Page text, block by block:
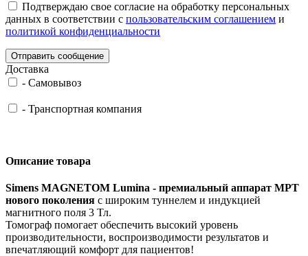
Подтверждаю свое согласие на обработку персональных
данных в соответствии с пользовательским соглашением и
политикой конфиденциальности
Отправить сообщение
Доставка
- Самовывоз
- Транспортная компания
Описание товара
Simens MAGNETOM Lumina - премиальный аппарат МРТ
нового поколения c широким туннелем и индукцией
магнитного поля 3 Тл.
Томограф помогает обеспечить высокий уровень
производительности, воспроизводимости результатов и
впечатляющий комфорт для пациентов!